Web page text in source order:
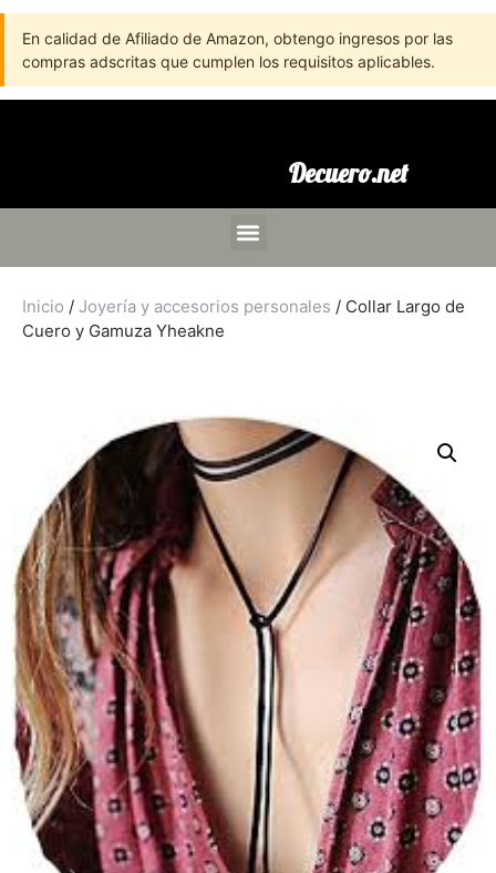
En calidad de Afiliado de Amazon, obtengo ingresos por las
compras adscritas que cumplen los requisitos aplicables.
Decuero.net
Inicio / Joyería y accesorios personales / Collar Largo de
Cuero y Gamuza Yheakne